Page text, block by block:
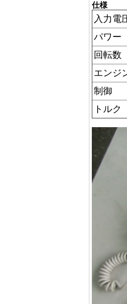
仕様
入力電
パワー
回転数
エンジ
制御
トルク